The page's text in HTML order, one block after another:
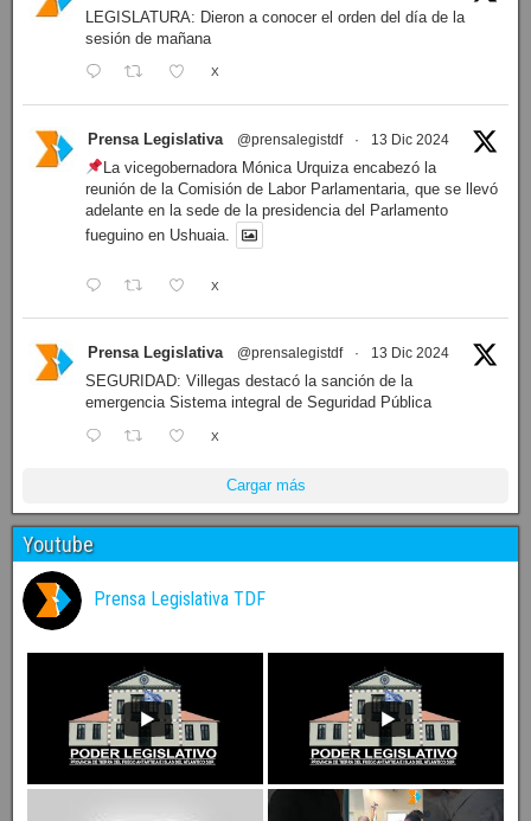
LEGISLATURA: Dieron a conocer el orden del día de la
sesión de mañana
X
Prensa Legislativa @prensalegistdf · 13 Dic 2024
La vicegobernadora Mónica Urquiza encabezó la
reunión de la Comisión de Labor Parlamentaria, que se llevó
adelante en la sede de la presidencia del Parlamento
fueguino en Ushuaia.
X
Prensa Legislativa @prensalegistdf · 13 Dic 2024
SEGURIDAD: Villegas destacó la sanción de la
emergencia Sistema integral de Seguridad Pública
X
Cargar más
Youtube
Prensa Legislativa TDF